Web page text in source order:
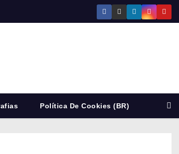
Política De Cookies (BR)